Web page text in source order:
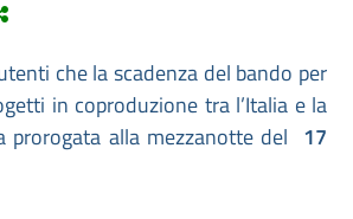
che la scadenza del bando per
in coproduzione tra l’Italia e la
prorogata alla mezzanotte del 17